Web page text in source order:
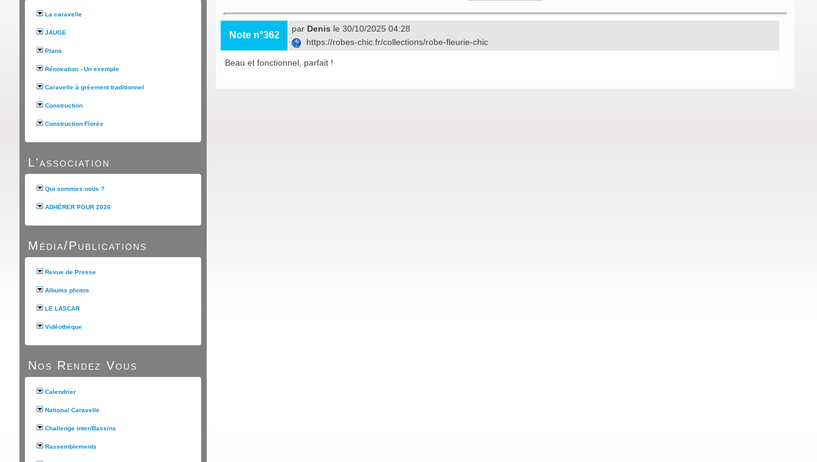
La caravelle
JAUGE
Plans
Rénovation - Un exemple
Caravelle à gréement traditionnel
Construction
Construction Florès
L'association
Qui sommes nous ?
ADHÉRER POUR 2026
Média/Publications
Revue de Presse
Albums photos
LE LASCAR
Vidéothèque
Nos Rendez Vous
Calendrier
National Caravelle
Challenge inter/Bassins
Rassemblements
Note n°362
par Denis le 30/10/2025 04:28
https://robes-chic.fr/collections/robe-fleurie-chic
Beau et fonctionnel, parfait !